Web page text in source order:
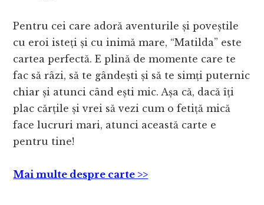
Pentru cei care adoră aventurile și poveștile
cu eroi isteți și cu inimă mare, “Matilda” este
cartea perfectă. E plină de momente care te
fac să râzi, să te gândești și să te simți puternic
chiar și atunci când ești mic. Așa că, dacă îți
plac cărțile și vrei să vezi cum o fetiță mică
face lucruri mari, atunci această carte e
pentru tine!
Mai multe despre carte >>